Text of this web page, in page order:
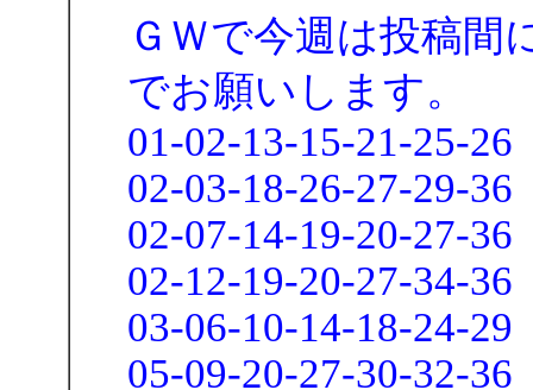
ＧＷで今週は投稿間
でお願いします。
01-02-13-15-21-25-26
02-03-18-26-27-29-36
02-07-14-19-20-27-36
02-12-19-20-27-34-36
03-06-10-14-18-24-29
05-09-20-27-30-32-36